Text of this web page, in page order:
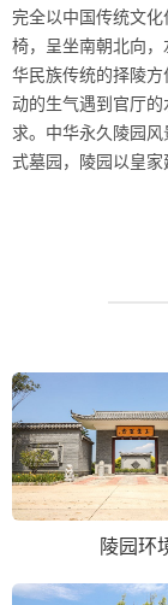
完全以中国传统文
椅，呈坐南朝北向
华民族传统的择陵
动的生气遇到官厅
求。中华永久陵园
式墓园，陵园以皇
陵园环